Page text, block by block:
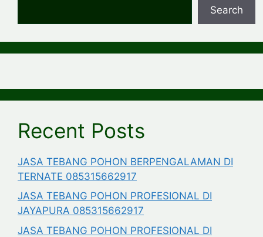
Search
Recent Posts
JASA TEBANG POHON BERPENGALAMAN DI
TERNATE 085315662917
JASA TEBANG POHON PROFESIONAL DI
JAYAPURA 085315662917
JASA TEBANG POHON PROFESIONAL DI